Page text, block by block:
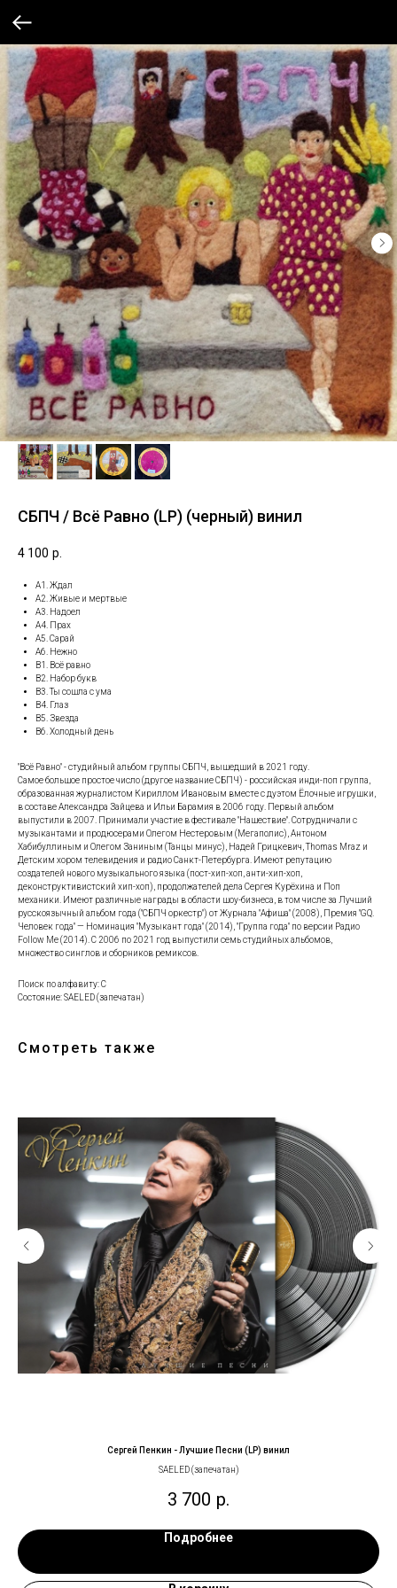
СБПЧ / Всё Равно (LP) (черный) винил
4 100 р.
A1. Ждал
A2. Живые и мертвые
A3. Надоел
A4. Прах
A5. Сарай
A6. Нежно
B1. Всё равно
B2. Набор букв
B3. Ты сошла с ума
B4. Глаз
B5. Звезда
B6. Холодный день
"Всё Равно" - студийный альбом группы СБПЧ, вышедший в 2021 году.
Самое большое простое число (другое название СБПЧ) - российская инди-поп группа,
образованная журналистом Кириллом Ивановым вместе с дуэтом Ёлочные игрушки,
в составе Александра Зайцева и Ильи Барамия в 2006 году. Первый альбом
выпустили в 2007. Принимали участие в фестивале "Нашествие". Сотрудничали с
музыкантами и продюсерами Олегом Нестеровым (Мегаполис), Антоном
Хабибуллиным и Олегом Заниным (Танцы минус), Надей Грицкевич, Thomas Mraz и
Детским хором телевидения и радио Санкт-Петербурга. Имеют репутацию
создателей нового музыкального языка (пост-хип-хоп, анти-хип-хоп,
деконструктивистский хип-хоп), продолжателей дела Сергея Курёхина и Поп
механики. Имеют различные награды в области шоу-бизнеса, в том числе за Лучший
русскоязычный альбом года ("СБПЧ оркестр") от Журнала "Афиша" (2008), Премия "GQ.
Человек года" — Номинация "Музыкант года" (2014), "Группа года" по версии Радио
Follow Me (2014). С 2006 по 2021 год выпустили семь студийных альбомов,
множество синглов и сборников ремиксов.
Поиск по алфавиту: С
Состояние: SAELED (запечатан)
Смотреть также
Сергей Пенкин - Лучшие Песни (LP) винил
SAELED (запечатан)
3 700 р.
Подробнее